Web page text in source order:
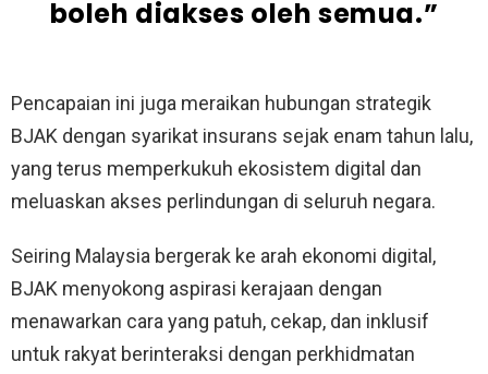
boleh diakses oleh semua.”
Pencapaian ini juga meraikan hubungan strategik
BJAK dengan syarikat insurans sejak enam tahun lalu,
yang terus memperkukuh ekosistem digital dan
meluaskan akses perlindungan di seluruh negara.
Seiring Malaysia bergerak ke arah ekonomi digital,
BJAK menyokong aspirasi kerajaan dengan
menawarkan cara yang patuh, cekap, dan inklusif
untuk rakyat berinteraksi dengan perkhidmatan